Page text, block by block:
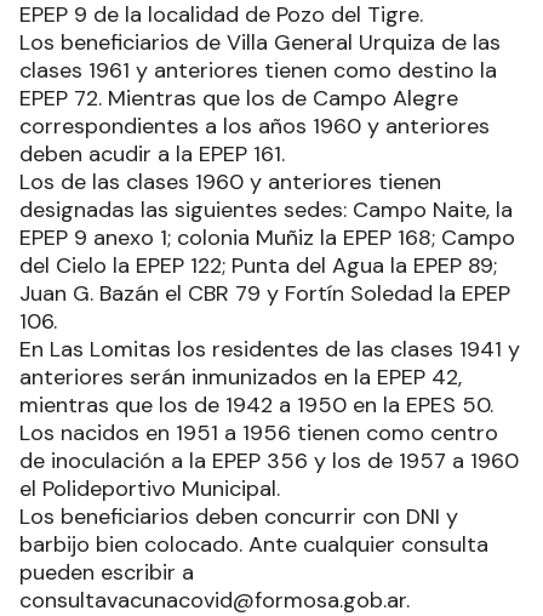
EPEP 9 de la localidad de Pozo del Tigre.
Los beneficiarios de Villa General Urquiza de las
clases 1961 y anteriores tienen como destino la
EPEP 72. Mientras que los de Campo Alegre
correspondientes a los años 1960 y anteriores
deben acudir a la EPEP 161.
Los de las clases 1960 y anteriores tienen
designadas las siguientes sedes: Campo Naite, la
EPEP 9 anexo 1; colonia Muñiz la EPEP 168; Campo
del Cielo la EPEP 122; Punta del Agua la EPEP 89;
Juan G. Bazán el CBR 79 y Fortín Soledad la EPEP
106.
En Las Lomitas los residentes de las clases 1941 y
anteriores serán inmunizados en la EPEP 42,
mientras que los de 1942 a 1950 en la EPES 50.
Los nacidos en 1951 a 1956 tienen como centro
de inoculación a la EPEP 356 y los de 1957 a 1960
el Polideportivo Municipal.
Los beneficiarios deben concurrir con DNI y
barbijo bien colocado. Ante cualquier consulta
pueden escribir a
consultavacunacovid@formosa.gob.ar.